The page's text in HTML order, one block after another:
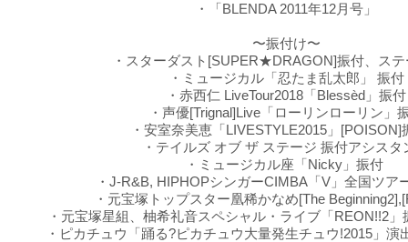
・「BLENDA 2011年12月号」
〜振付け〜
・スターダスト[SUPER★DRAGON]振付、ス
​・ミュージカル「忍たま乱太郎」 振付
・赤西仁 LiveTour2018「Blessèd」振付
・声優[Trignal]Live「ローリンローリン」
・安室奈美恵「LIVESTYLE2015」[POISON]
・テイルズ オブ ザ ステージ 振付アシスタ
・ミュージカル座「Nicky」振付
・J-R&B, HIPHOPシンガーCIMBA「V」全国ツア
・元宝塚トップスター凰稀かなめ[The
・元宝塚星組、柚希礼音スペシャル・ライブ「REON!!2
・ピカチュウ「踊る?ピカチュウ大量発生チュウ!2015」